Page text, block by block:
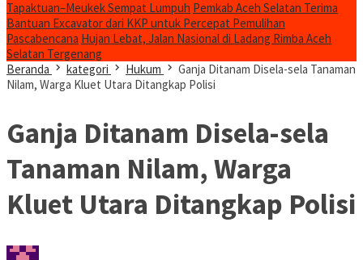
Tapaktuan–Meukek Sempat Lumpuh Pemkab Aceh Selatan Terima
Bantuan Excavator dari KKP untuk Percepat Pemulihan
Pascabencana Hujan Lebat, Jalan Nasional di Ladang Rimba Aceh
Selatan Tergenang
Beranda
kategori Hukum
Ganja Ditanam Disela-sela Tanaman
Nilam, Warga Kluet Utara Ditangkap Polisi
Ganja Ditanam Disela-sela
Tanaman Nilam, Warga
Kluet Utara Ditangkap Polisi